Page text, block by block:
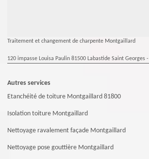
Traitement et changement de charpente Montgaillard
120 impasse Louisa Paulin 81500 Labastide Saint Georges
Autres services
Etanchéité de toiture Montgaillard 81800
Isolation toiture Montgaillard
Nettoyage ravalement façade Montgaillard
Nettoyage pose gouttière Montgaillard